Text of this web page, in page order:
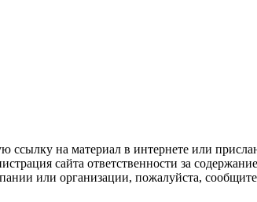
на материал в интернете или
сайта ответственности за
или организации, пожалуйста,